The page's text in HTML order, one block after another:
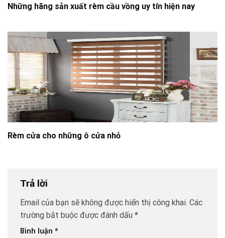
Những hãng sản xuất rèm cầu vồng uy tín hiện nay
Rèm cửa cho những ô cửa nhỏ
Trả lời
Email của bạn sẽ không được hiển thị công khai. Các
trường bắt buộc được đánh dấu *
Bình luận *